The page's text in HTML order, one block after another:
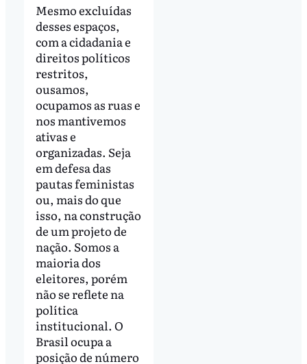
Mesmo excluídas
desses espaços,
com a cidadania e
direitos políticos
restritos,
ousamos,
ocupamos as ruas e
nos mantivemos
ativas e
organizadas. Seja
em defesa das
pautas feministas
ou, mais do que
isso, na construção
de um projeto de
nação. Somos a
maioria dos
eleitores, porém
não se reflete na
política
institucional. O
Brasil ocupa a
posição de número